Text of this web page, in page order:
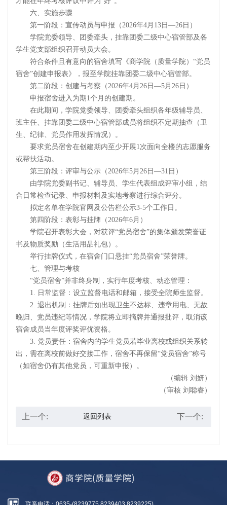
六、实施步骤
第一阶段：宣传动员与申报（2026年4月13日—26日）
学院党委领导、团委牵头，挂靠团委二级中心宿管部及各
学生党支部组织召开动员大会。
符合条件且有意向的宿舍填写《商学院（质量学院）“党员
宿舍”创建申报表》，报至学院挂靠团委二级中心宿管部。
第二阶段：创建与考察（2026年4月26日—5月26日）
申报宿舍进入为期1个月的创建期。
在此期间，学院党委领导、团委牵头组织各年级辅导员、
班主任、挂靠团委二级中心宿管部成员将组织不定期抽查（卫
生、纪律、党员作用发挥情况）。
要求党员宿舍在创建期内至少开展1次面向全楼的志愿服务
或帮扶活动。
第三阶段：评审与公示（2026年5月26日—31日）
由学院党委副书记、辅导员、学生代表组成评审小组，结
合日常检查记录、申报材料及实地考察进行综合评分。
拟定名单在学院官网及公告栏公示3-5个工作日。
第四阶段：表彰与挂牌（2026年6月）
学院召开表彰大会，对获评“党员宿舍”的集体颁发荣誉证
书及物质奖励（生活用品礼包）。
举行挂牌仪式，在宿舍门口悬挂“党员宿舍”荣誉牌。
七、管理与考核
“党员宿舍”并非终身制，实行年度考核、动态管理：
1. 日常监督：设立监督电话和邮箱，接受全院师生监督。
2. 退出机制：挂牌后如出现卫生不达标、违章用电、无故
晚归、党员违纪等情况，学院将立即摘牌并通报批评，取消该
宿舍成员当年度评奖评优资格。
3. 党员责任：宿舍内的学生党员若毕业离校或组织关系转
出，需在离校前做好交接工作，宿舍不再保留“党员宿舍”称号
（如宿舍仍有其他党员，可重新申报）。
（编辑 刘妍）
（审核 刘聪睿）
上一个: 返回列表 下一个: